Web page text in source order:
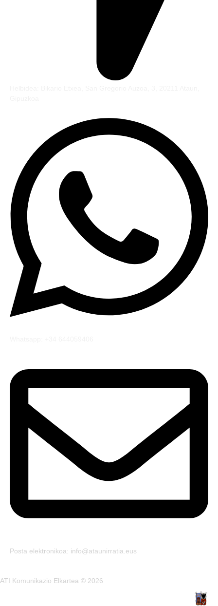
Posta elektronikoa: info@ataunirratia.eus
ATI Komunikazio Elkartea © 2026